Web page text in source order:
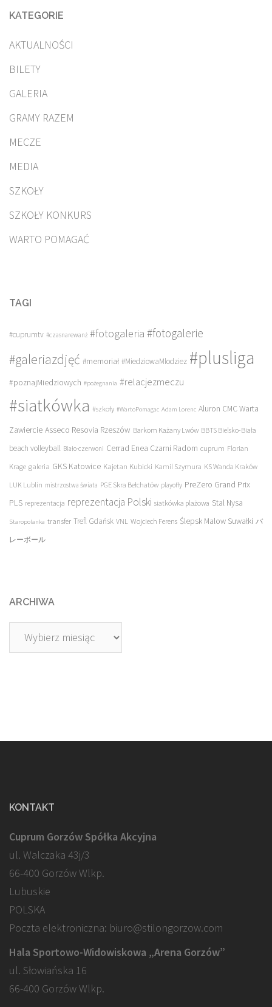
KATEGORIE
AKTUALNOŚCI
BILETY
GALERIA
GRAMY RAZEM
MECZE
MEDIA
SZKOŁY
SZKOŁY KONKURS
WARTO POMAGAĆ
TAGI
#cuprumtv #czasnarewanż #fotogaleria #fotogalerie
#galeriazdjęć #memoriał #MiedziowaMlodziez #plusliga
#poznajMiedziowych #pożegnania #relacjezmeczu
#siatkówka #szkoły #WartoPomagac Adam Lorenc Aluron CMC Warta
Zawiercie Asseco Resovia Rzeszów Barkom Każany Lwów BBTS Bielsko-Biała
beach volleyball Biało-czerwoni Cerrad Enea Czarni Radom cuprum Florian
Krage galeria GKS Katowice Kajetan Kubicki Kamil Szymura KS Wanda Kraków
LUK Lublin mistrzostwa świata PGE Skra Bełchatów playoffy PreZero Grand Prix
PLS reprezentacja reprezentacja Polski siatkówka plażowa Stal Nysa
Staropolanka transfer Trefl Gdańsk VNL Wojciech Ferens Ślepsk Malow Suwałki バ
レーボール
ARCHIWA
Archiwa
KONTAKT
Cuprum Gorzów Spółka Akcyjna
ul. Walczaka 43j/3
66-400 Gorzów Wlkp.
Lubuskie
POLSKA
Poczta elektroniczna: biuro@stilongorzow.com
Hala Sportowo-Widowiskowa „Arena Gorzów”
ul. Słowiańska 16
66-400 Gorzów Wlkp.